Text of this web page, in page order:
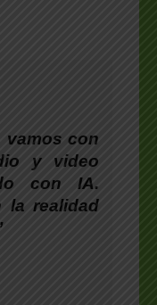
vamos con
y video
con IA.
la realidad